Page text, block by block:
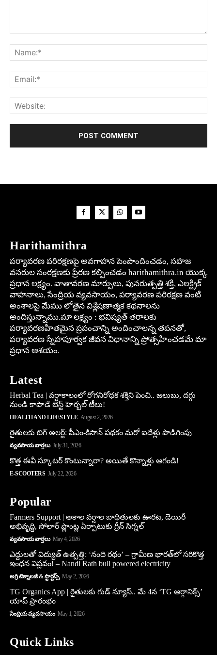
Harithamithra
పర్యావరణ పరిరక్షణపై అవగాహన పెంపొందించడం, సహజ
వనరుల సంరక్షణకు ప్రేరణ కల్పించడం harithamithra.in యొక్క
ప్రధాన లక్ష్యం. వాతావరణ మార్పులు, పునరుత్పత్తి శక్తి, ఎలక్ట్రిక్
వాహనాలు, సేంద్రియ వ్యవసాయం, పర్యావరణ పరిరక్షణ వంటి
అంశాలపై మేము లోతైన విశ్లేషణాత్మక కథనాలను
అందిస్తున్నాము.మా లక్ష్యం : భవిష్యత్ తరాలకు
పర్యావరణహితమైన ప్రపంచాన్ని అందించాలన్న తపనతో,
పర్యావరణ స్నేహపూర్వక జీవన విధానాన్ని ప్రోత్సహించడమే మా
ప్రధాన ఆశయం.
Latest
Herbal Tea | వర్షాకాలంలో రోగనిరోధక శక్తిని పెంచి.. జలుబు, దగ్గు
నుండి కాపాడే బెస్ట్ హెర్బల్ టీలు!
HEALTH AND LIFESTYLE August 2, 2026
రైతులకు బిగ్ అలర్ట్: పీఎం-కిసాన్ పథకం మరో ఐదేళ్లు పొడిగింపు
వ్యవసాయ వార్తలు July 31, 2026
కొత్త ఈవీ స్కూట‌ర్ కొంటున్నారా? అయితే కొన్నాళ్లు ఆగండి!
E-SCOOTERS July 22, 2026
Popular
Farmers Support | అకాల వర్షాల బాధితులకు ఊరట, డెయిరీ
అభివృద్ధి, సోలార్ ప్లాంట్ల ఏర్పాటుకు గ్రీన్‌ సిగ్నల్
వ్యవసాయ వార్తలు May 4, 2026
ఎద్దులతో విద్యుత్ ఉత్పత్తి: ‘నంది రథం’ – గ్రామీణ భారత్‌లో సరికొత్త
ఇంధన విప్లవం! – Nandi Rath bull powered electricity
అగ్రి టెక్నాలజీ & స్టార్టప్స్ May 2, 2026
TG Organics App | రైతులకు గుడ్ న్యూస్.. మే 4న ‘TG ఆర్గానిక్స్’
యాప్ ప్రారంభం
సేంద్రియ వ్యవసాయం May 1, 2026
Quick Links